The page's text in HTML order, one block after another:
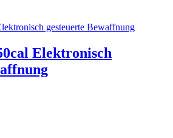
Elektronisch